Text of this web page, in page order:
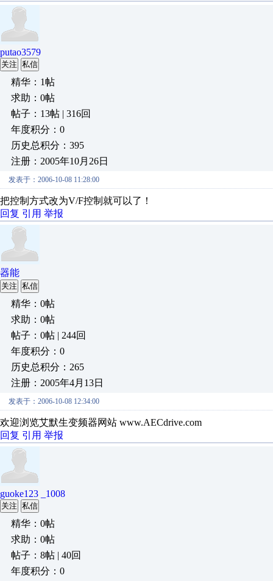
putao3579
关注 私信
精华：1帖
求助：0帖
帖子：13帖 | 316回
年度积分：0
历史总积分：395
注册：2005年10月26日
发表于：2006-10-08 11:28:00
把控制方式改为V/F控制就可以了！
回复 引用 举报
器能
关注 私信
精华：0帖
求助：0帖
帖子：0帖 | 244回
年度积分：0
历史总积分：265
注册：2005年4月13日
发表于：2006-10-08 12:34:00
欢迎浏览艾默生变频器网站 www.AECdrive.com
回复 引用 举报
guoke123 _1008
关注 私信
精华：0帖
求助：0帖
帖子：8帖 | 40回
年度积分：0